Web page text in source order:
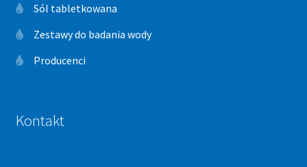
Sól tabletkowana
Zestawy do badania wody
Producenci
Kontakt